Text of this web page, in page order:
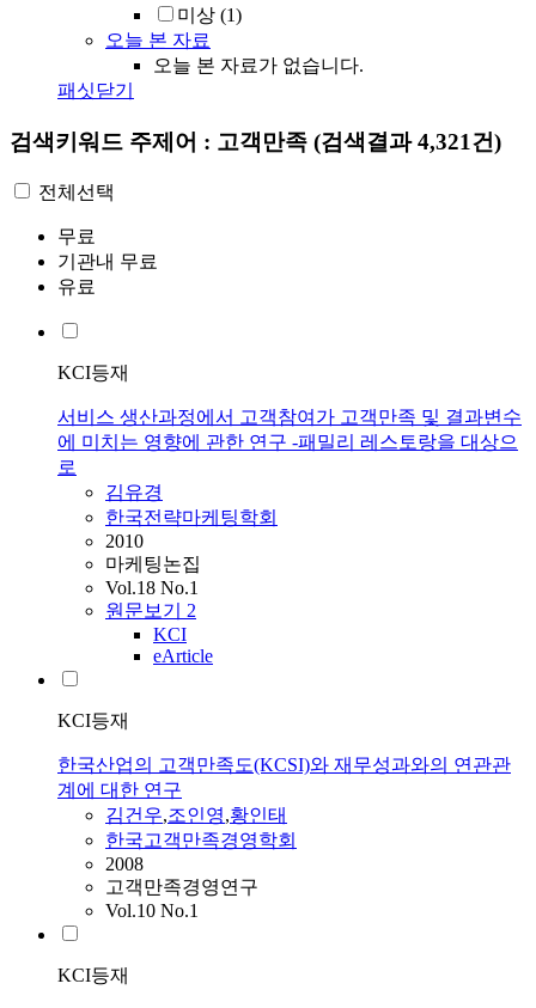
미상 (1)
오늘 본 자료
오늘 본 자료가 없습니다.
패싯닫기
검색키워드 주제어 : 고객만족 (검색결과 4,321건)
전체선택
무료
기관내 무료
유료
KCI등재
서비스 생산과정에서 고객참여가 고객만족 및 결과변수
에 미치는 영향에 관한 연구 -패밀리 레스토랑을 대상으
로
김유경
한국전략마케팅학회
2010
마케팅논집
Vol.18 No.1
원문보기 2
KCI
eArticle
KCI등재
한국산업의 고객만족도(KCSI)와 재무성과와의 연관관
계에 대한 연구
김건우,조인영,황인태
한국고객만족경영학회
2008
고객만족경영연구
Vol.10 No.1
KCI등재